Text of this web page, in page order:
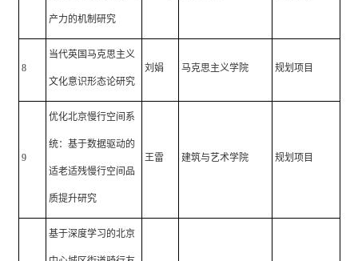
产力的机制研究
8
当代英国马克思主义
文化意识形态论研究
刘娟 马克思主义学院 规划项目
9
优化北京慢行空间系
统：基于数据驱动的
适老适残慢行空间品
质提升研究
王雷 建筑与艺术学院 规划项目
基于深度学习的北京